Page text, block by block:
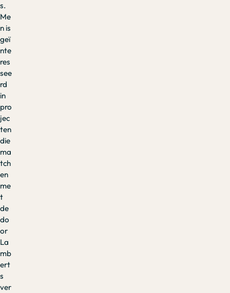
s.
Me
n is
geï
nte
res
see
rd
in
pro
jec
ten
die
ma
tch
en
me
t
de
do
or
La
mb
ert
s
ver